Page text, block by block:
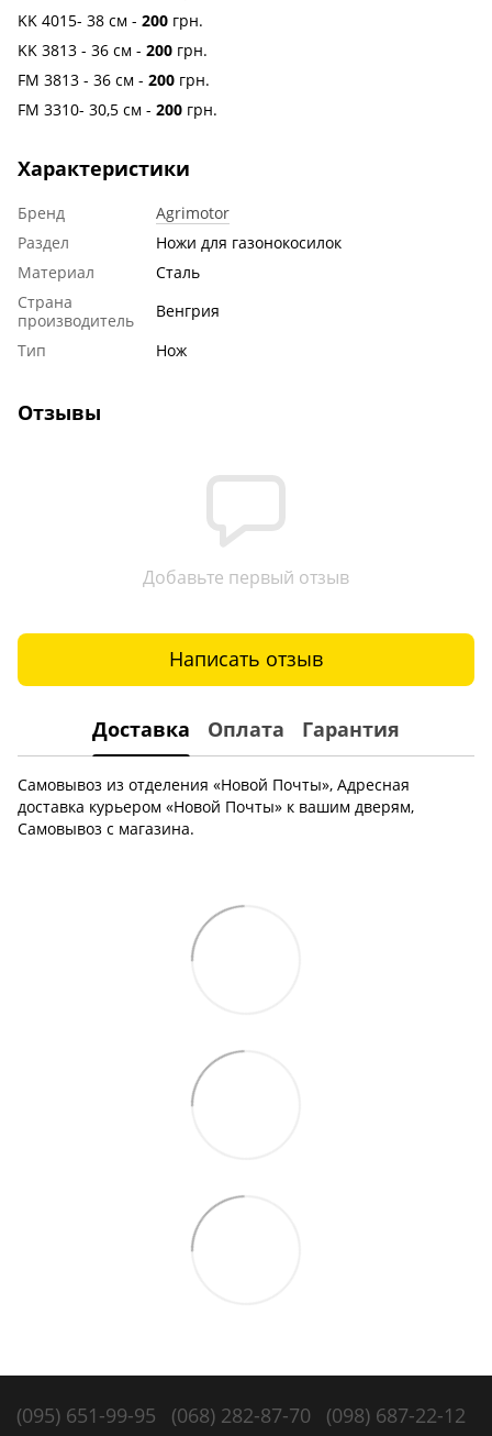
KK 4015- 38 см - 200 грн.
KK 3813 - 36 см - 200 грн.
FM 3813 - 36 см - 200 грн.
FM 3310- 30,5 см - 200 грн.
Характеристики
Бренд
Agrimotor
Раздел
Ножи для газонокосилок
Материал
Сталь
Страна
производитель
Венгрия
Тип
Нож
Отзывы
Добавьте первый отзыв
Написать отзыв
Доставка Оплата Гарантия
Самовывоз из отделения «Новой Почты», Адресная
доставка курьером «Новой Почты» к вашим дверям,
Самовывоз с магазина.
(095) 651-99-95 (068) 282-87-70 (098) 687-22-12